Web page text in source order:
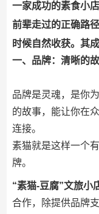
一家成功的素食小
前辈走过的正确路
时候自然收获。其
一、品牌：清晰的
品牌是灵魂，是你
的故事，能让你在
连接。
素猫就是这样一个
牌。
“素猫-豆腐”文旅小
合作，除提供品牌